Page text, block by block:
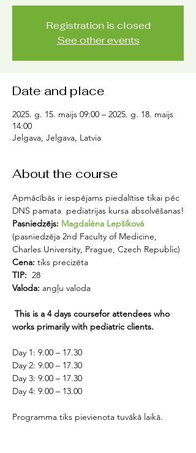
Registration is closed
See other events
Date and place
2025. g. 15. maijs 09:00 – 2025. g. 18. maijs
14:00
Jelgava, Jelgava, Latvia
About the course
Apmācībās ir iespējams piedalītise tikai pēc
DNS pamata  pediatrijas kursa absolvēšanas!
Pasniedzējs: Magdaléna Lepšíková
(pasniedzēja 2nd Faculty of Medicine,
Charles University, Prague, Czech Republic)
Cena: tiks precizēta
TIP: 28
Valoda: angļu valoda
This is a 4 days coursefor attendees who
works primarily with pediatric clients.
Day 1: 9.00 – 17.30
Day 2: 9.00 – 17.30
Day 3: 9.00 – 17.30
Day 4: 9.00 – 13.00
Programma tiks pievienota tuvākā laikā.